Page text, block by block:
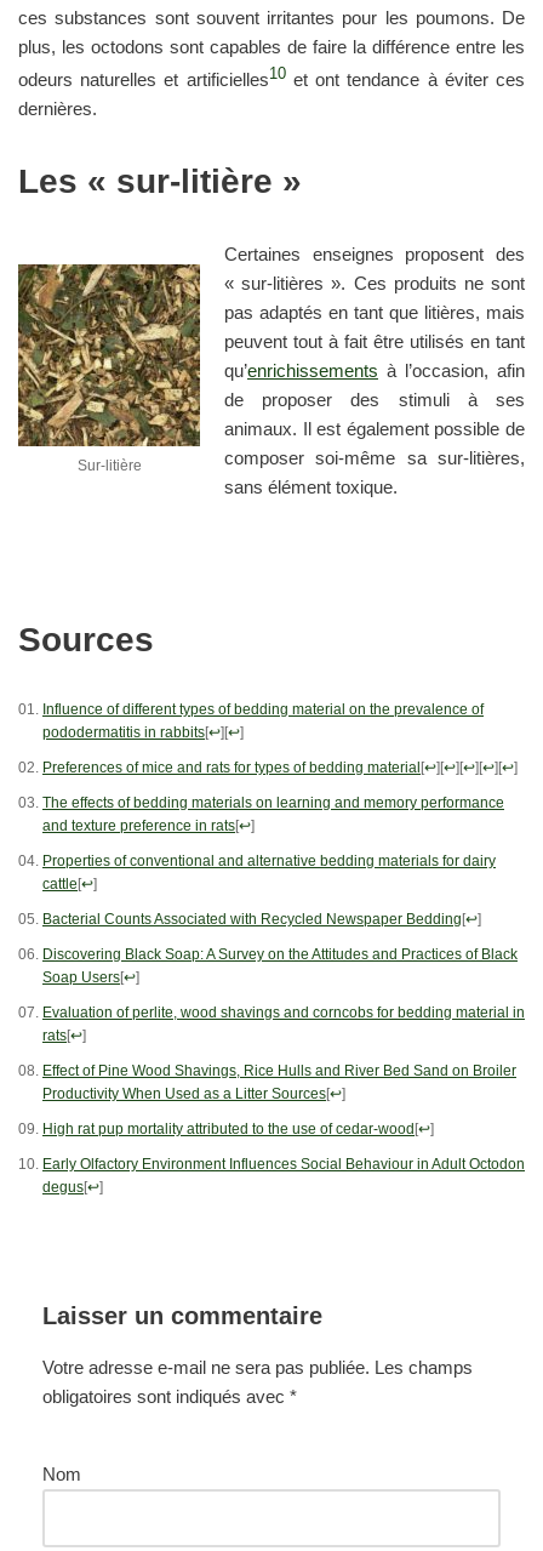
ces substances sont souvent irritantes pour les poumons. De
plus, les octodons sont capables de faire la différence entre les
odeurs naturelles et artificielles10et ont tendance à éviter ces
dernières.
Les « sur-litière »
Sur-litière
Certaines enseignes proposent des
« sur-litières ». Ces produits ne sont
pas adaptés en tant que litières, mais
peuvent tout à fait être utilisés en tant
qu’enrichissements à l’occasion, afin
de proposer des stimuli à ses
animaux. Il est également possible de
composer soi-même sa sur-litières,
sans élément toxique.
Sources
Influence of different types of bedding material on the prevalence of
pododermatitis in rabbits[↩] [↩]
Preferences of mice and rats for types of bedding material [↩] [↩] [↩] [↩] [↩]
The effects of bedding materials on learning and memory performance
and texture preference in rats[↩]
Properties of conventional and alternative bedding materials for dairy
cattle [↩]
Bacterial Counts Associated with Recycled Newspaper Bedding [↩]
Discovering Black Soap: A Survey on the Attitudes and Practices of Black
Soap Users[↩]
Evaluation of perlite, wood shavings and corncobs for bedding material in
rats[↩]
Effect of Pine Wood Shavings, Rice Hulls and River Bed Sand on Broiler
Productivity When Used as a Litter Sources[↩]
High rat pup mortality attributed to the use of cedar-wood [↩]
Early Olfactory Environment Influences Social Behaviour in Adult Octodon
degus[↩]
Laisser un commentaire
Votre adresse e-mail ne sera pas publiée. Les champs
obligatoires sont indiqués avec *
Nom